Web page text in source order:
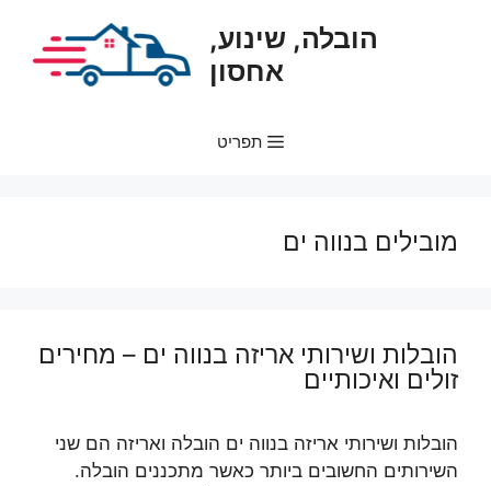
הובלה, שינוע,
אחסון
תפריט
מובילים בנווה ים
הובלות ושירותי אריזה בנווה ים – מחירים
זולים ואיכותיים
הובלות ושירותי אריזה בנווה ים הובלה ואריזה הם שני
השירותים החשובים ביותר כאשר מתכננים הובלה.